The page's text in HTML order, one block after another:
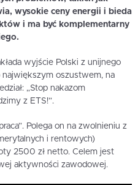
wysokie ceny energii i bieda
i ma być komplementarny
wyjście Polski z unijnego
największym oszustwem, na
„Stop nakazom
z ETS!”.
Polega on na zwolnieniu z
i rentowych)
2500 zł netto. Celem jest
aktywności zawodowej.